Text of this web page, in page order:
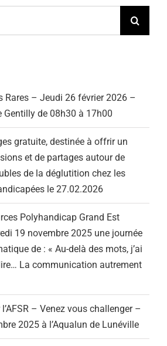
Rares – Jeudi 26 février 2026 –
Gentilly de 08h30 à 17h00
gratuite, destinée à offrir un
et de partages autour de
de la déglutition chez les
le 27.02.2026
Polyhandicap Grand Est
19 novembre 2025 une journée
de : « Au-delà des mots, j’ai
La communication autrement
– Venez vous challenger –
2025 à l’Aqualun de Lunéville